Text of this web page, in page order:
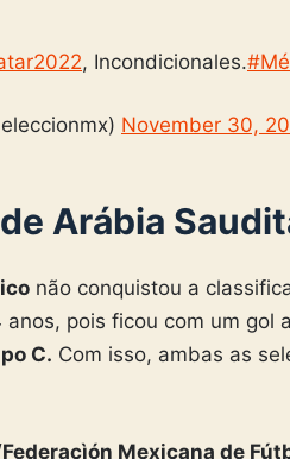
, Incondicionales.
November 30,
Arábia
não conquistou a
pois ficou com um gol
C. Com isso, ambas as
Mexicana de